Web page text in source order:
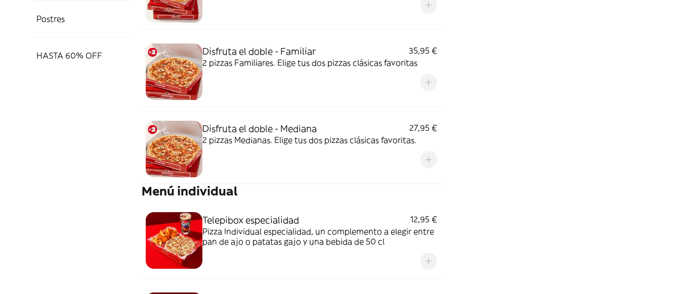
Postres
HASTA 60% OFF Disfruta el doble - Familiar
35,95 €
2 pizzas Familiares. Elige tus dos pizzas clásicas favoritas
Disfruta el doble - Mediana
27,95 €
2 pizzas Medianas. Elige tus dos pizzas clásicas favoritas.
Menú individual
Telepibox especialidad
12,95 €
Pizza Individual especialidad, un complemento a elegir entre
pan de ajo o patatas gajo y una bebida de 50 cl